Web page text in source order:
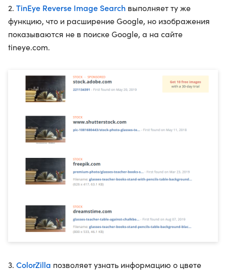
2. TinEye Reverse Image Search выполняет ту же
функцию, что и расширение Google, но изображения
показываются не в поиске Google, а на сайте
tineye.com.
3. ColorZilla позволяет узнать информацию о цвете